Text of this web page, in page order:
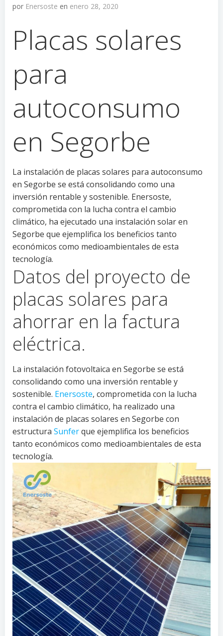
por Enersoste en enero 28, 2020
Placas solares
para
autoconsumo
en Segorbe
La instalación de placas solares para autoconsumo
en Segorbe se está consolidando como una
inversión rentable y sostenible. Enersoste,
comprometida con la lucha contra el cambio
climático, ha ejecutado una instalación solar en
Segorbe que ejemplifica los beneficios tanto
económicos como medioambientales de esta
tecnología.
Datos del proyecto de
placas solares para
ahorrar en la factura
eléctrica.
La instalación fotovoltaica en Segorbe se está
consolidando como una inversión rentable y
sostenible. Enersoste, comprometida con la lucha
contra el cambio climático, ha realizado una
instalación de placas solares en Segorbe con
estructura Sunferque ejemplifica los beneficios
tanto económicos como medioambientales de esta
tecnología.